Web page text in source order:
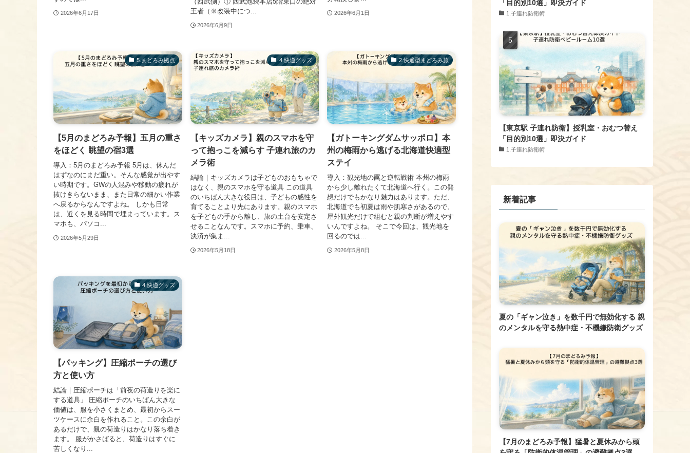
2026年6月17日
王者（※改装中につ...
2026年6月9日
2026年6月1日
​5.まどろみ拠点
【5月のまどろみ予報】五月の重さ
をほどく 眺望の宿3選
導入：5月のまどろみ予報 5月は、休んだ
はずなのにまだ重い。そんな感覚が出やす
い時期です。GWの人混みや移動の疲れが
抜けきらないまま、また日常の細かい作業
へ戻るからなんですよね。 しかも日常
は、近くを見る時間で埋まっています。ス
マホも、パソコ...
2026年5月29日
​4.快適グッズ
【キッズカメラ】親のスマホを守
って抱っこを減らす 子連れ旅のカ
メラ術
結論｜キッズカメラは子どものおもちゃで
はなく、親のスマホを守る道具 この道具
のいちばん大きな役目は、子どもの感性を
育てることより先にあります。親のスマホ
を子どもの手から離し、旅の土台を安定さ
せることなんです。スマホに予約、乗車、
決済が集ま...
2026年5月18日
2.快適型まどろみ旅
【ガトーキングダムサッポロ】本
州の梅雨から逃げる北海道快適型
ステイ
導入：観光地の罠と逆転戦術 本州の梅雨
から少し離れたくて北海道へ行く。この発
想だけでもかなり魅力はあります。ただ、
北海道でも初夏は雨や肌寒さがあるので、
屋外観光だけで組むと親の判断が増えやす
いんですよね。 そこで今回は、観光地を
回るのでは...
2026年5月8日
​4.快適グッズ
【パッキング】圧縮ポーチの選び
方と使い方
結論｜圧縮ポーチは「前夜の荷造りを楽に
する道具」 圧縮ポーチのいちばん大きな
価値は、服を小さくまとめ、最初からスー
ツケースに余白を作れること。この余白が
あるだけで、親の荷造りはかなり落ち着き
ます。 服がかさばると、荷造りはすぐに
苦しくなり...
「目的別10選」即決ガイド
1.子連れ防衛術
【東京駅 子連れ防衛】授乳室・おむつ替え
「目的別10選」即決ガイド
1.子連れ防衛術
新着記事
夏の「ギャン泣き」を数千円で無効化する 親
のメンタルを守る熱中症・不機嫌防衛グッズ
【7月のまどろみ予報】猛暑と夏休みから頭